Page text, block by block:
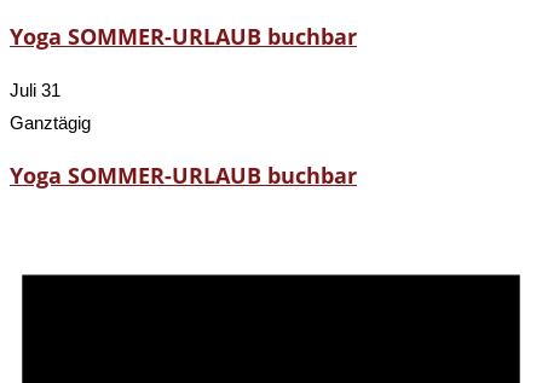
Yoga SOMMER-URLAUB buchbar
Juli 31
Ganztägig
Yoga SOMMER-URLAUB buchbar